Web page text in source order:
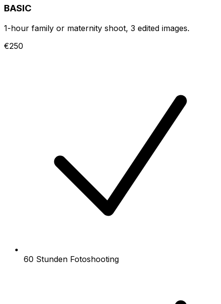
BASIC
1-hour family or maternity shoot, 3 edited images.
€250
60 Stunden Fotoshooting